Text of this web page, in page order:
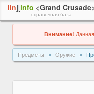
lin][info <Grand Crusade>
справочная база
Внимание!
Предметы Оружие